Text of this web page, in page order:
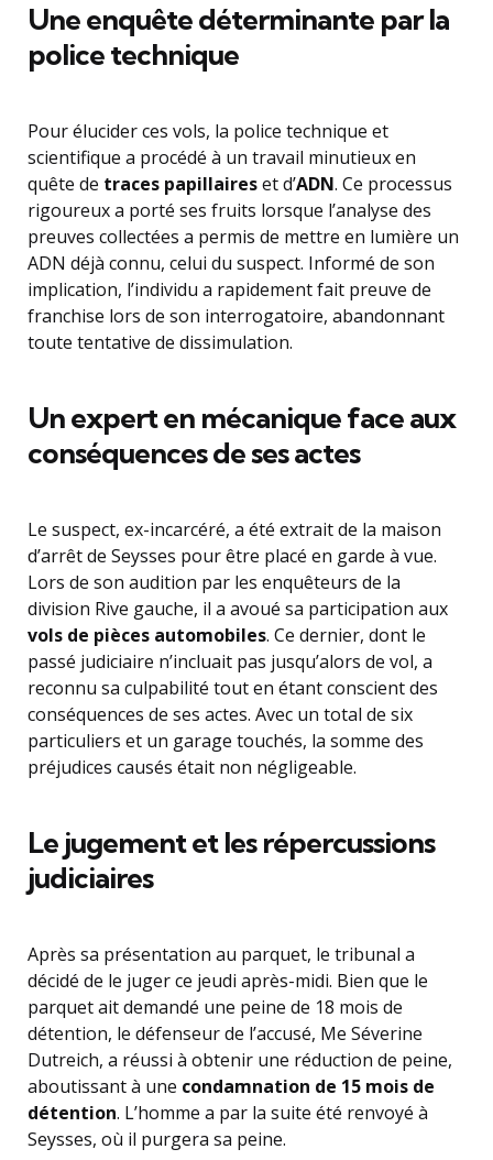
Une enquête déterminante par la
police technique
Pour élucider ces vols, la police technique et
scientifique a procédé à un travail minutieux en
quête de traces papillaireset d’ADN. Ce processus
rigoureux a porté ses fruits lorsque l’analyse des
preuves collectées a permis de mettre en lumière un
ADN déjà connu, celui du suspect. Informé de son
implication, l’individu a rapidement fait preuve de
franchise lors de son interrogatoire, abandonnant
toute tentative de dissimulation.
Un expert en mécanique face aux
conséquences de ses actes
Le suspect, ex-incarcéré, a été extrait de la maison
d’arrêt de Seysses pour être placé en garde à vue.
Lors de son audition par les enquêteurs de la
division Rive gauche, il a avoué sa participation aux
vols de pièces automobiles. Ce dernier, dont le
passé judiciaire n’incluait pas jusqu’alors de vol, a
reconnu sa culpabilité tout en étant conscient des
conséquences de ses actes. Avec un total de six
particuliers et un garage touchés, la somme des
préjudices causés était non négligeable.
Le jugement et les répercussions
judiciaires
Après sa présentation au parquet, le tribunal a
décidé de le juger ce jeudi après-midi. Bien que le
parquet ait demandé une peine de 18 mois de
détention, le défenseur de l’accusé, Me Séverine
Dutreich, a réussi à obtenir une réduction de peine,
aboutissant à une condamnation de 15 mois de
détention. L’homme a par la suite été renvoyé à
Seysses, où il purgera sa peine.